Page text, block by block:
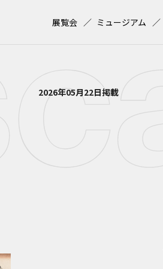
展覧会 ミュージアム
2026年05月22日掲載